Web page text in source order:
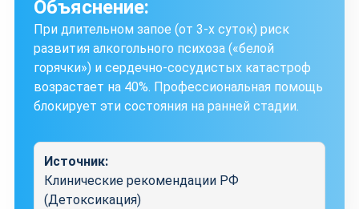
Объяснение:
При длительном запое (от 3-х суток) риск
развития алкогольного психоза («белой
горячки») и сердечно-сосудистых катастроф
возрастает на 40%. Профессиональная помощь
блокирует эти состояния на ранней стадии.
Источник:
Клинические рекомендации РФ
(Детоксикация)